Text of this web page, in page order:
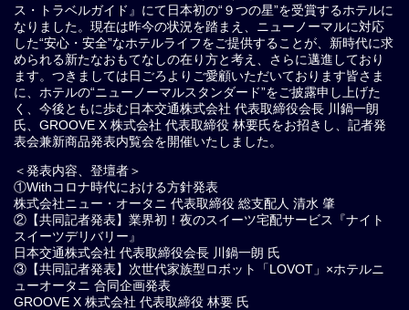
ス・トラベルガイド』にて日本初の“９つの星”を受賞するホテルに
なりました。現在は昨今の状況を踏まえ、ニューノーマルに対応
した“安心・安全”なホテルライフをご提供することが、新時代に求
められる新たなおもてなしの在り方と考え、さらに邁進しており
ます。 つきましては日ごろよりご愛顧いただいております皆さま
に、ホテルの“ニューノーマルスタンダード”をご披露申し上げた
く、今後ともに歩む日本交通株式会社 代表取締役会長 川鍋一朗
氏、GROOVE X 株式会社 代表取締役 林要氏をお招きし、記者発
表会兼新商品発表内覧会を開催いたしました。
＜発表内容、登壇者＞
①Withコロナ時代における方針発表
株式会社ニュー・オータニ 代表取締役 総支配人 清水 肇
②【共同記者発表】業界初！夜のスイーツ宅配サービス『ナイト
スイーツデリバリー』
日本交通株式会社 代表取締役会長 川鍋一朗 氏
③【共同記者発表】次世代家族型ロボット「LOVOT」×ホテルニ
ューオータニ 合同企画発表
GROOVE X 株式会社 代表取締役 林要 氏